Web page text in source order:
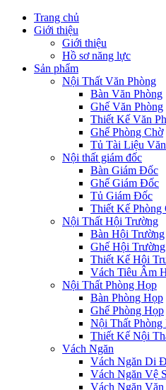
Trang chủ
Giới thiệu
Giới thiệu
Hồ sơ năng lực
Sản phẩm
Nội Thất Văn Phòng
Bàn Văn Phòng
Ghế Văn Phòng
Thiết Kế Văn
Ghế Phòng Chờ
Tủ Tài Liệu
Nội thất giám đốc
Bàn Giám Đốc
Ghế Giám Đốc
Tủ Giám Đốc
Thiết Kế
Nội Thất Hội Trường
Bàn Hội Trường
Ghế Hội Trường
Thiết Kế Hội
Vách Tiêu Âm
Nội Thất Phòng Họp
Bàn Phòng Họp
Ghế Phòng Họp
Nội Thất Phòng
Thiết Kế Nội
Vách Ngăn
Vách Ngăn Di
Vách Ngăn Vệ
Vách Ngăn Văn